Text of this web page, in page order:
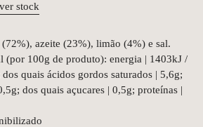
stock
azeite (23%), limão (4%) e sal.
(por 100g de produto): energia | 1403kJ /
quais ácidos gordos saturados | 5,6g;
dos quais açucares | 0,5g; proteínas |